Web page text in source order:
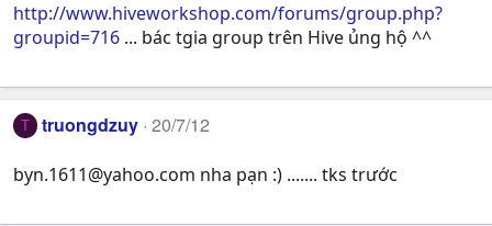
http://www.hiveworkshop.com/forums/group.php?
groupid=716 ... bác tgia group trên Hive ủng hộ ^^
T truongdzuy 20/7/12
byn.1611@yahoo.com nha pạn :) ....... tks trước